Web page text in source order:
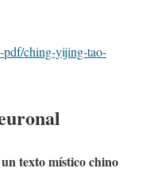
pdf/ching-yijing-tao-
texto místico chino